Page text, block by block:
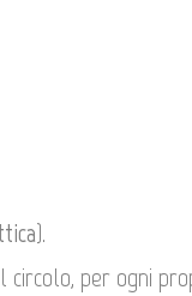
).
per ogni